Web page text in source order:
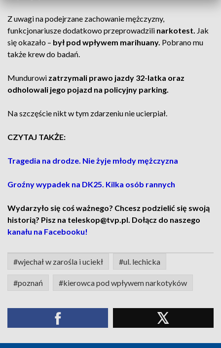
Z uwagi na podejrzane zachowanie mężczyzny,
funkcjonariusze dodatkowo przeprowadzili narkotest. Jak
się okazało – był pod wpływem marihuany. Pobrano mu
także krew do badań.
Mundurowi zatrzymali prawo jazdy 32-latka oraz
odholowali jego pojazd na policyjny parking.
Na szczęście nikt w tym zdarzeniu nie ucierpiał.
CZYTAJ TAKŻE:
Tragedia na drodze. Nie żyje młody mężczyzna
Groźny wypadek na DK25. Kilka osób rannych
Wydarzyło się coś ważnego? Chcesz podzielić się swoją
historią? Pisz na teleskop@tvp.pl. Dołącz do naszego
kanału na Facebooku!
#wjechał w zarośla i uciekł #ul. lechicka
#poznań #kierowca pod wpływem narkotyków